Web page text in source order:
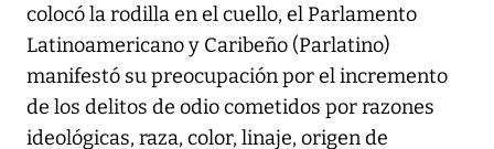
colocó la rodilla en el cuello, el Parlamento
Latinoamericano y Caribeño (Parlatino)
manifestó su preocupación por el incremento
de los delitos de odio cometidos por razones
ideológicas, raza, color, linaje, origen de